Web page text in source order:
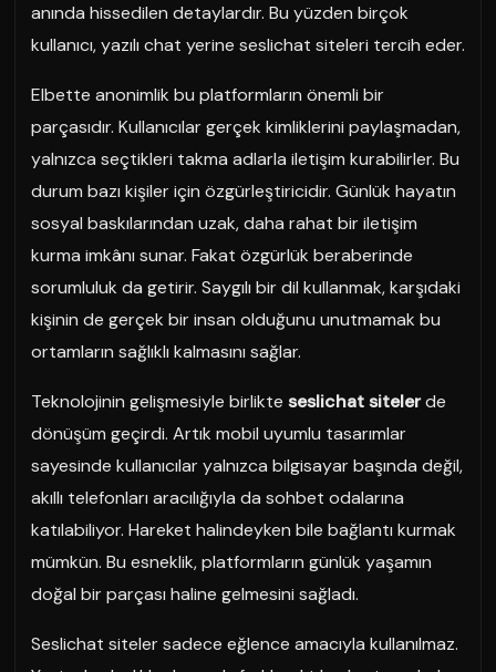
anında hissedilen detaylardır. Bu yüzden birçok
kullanıcı, yazılı chat yerine seslichat siteleri tercih eder.
Elbette anonimlik bu platformların önemli bir
parçasıdır. Kullanıcılar gerçek kimliklerini paylaşmadan,
yalnızca seçtikleri takma adlarla iletişim kurabilirler. Bu
durum bazı kişiler için özgürleştiricidir. Günlük hayatın
sosyal baskılarından uzak, daha rahat bir iletişim
kurma imkânı sunar. Fakat özgürlük beraberinde
sorumluluk da getirir. Saygılı bir dil kullanmak, karşıdaki
kişinin de gerçek bir insan olduğunu unutmamak bu
ortamların sağlıklı kalmasını sağlar.
Teknolojinin gelişmesiyle birlikte seslichat sitelerde
dönüşüm geçirdi. Artık mobil uyumlu tasarımlar
sayesinde kullanıcılar yalnızca bilgisayar başında değil,
akıllı telefonları aracılığıyla da sohbet odalarına
katılabiliyor. Hareket halindeyken bile bağlantı kurmak
mümkün. Bu esneklik, platformların günlük yaşamın
doğal bir parçası haline gelmesini sağladı.
Seslichat siteler sadece eğlence amacıyla kullanılmaz.